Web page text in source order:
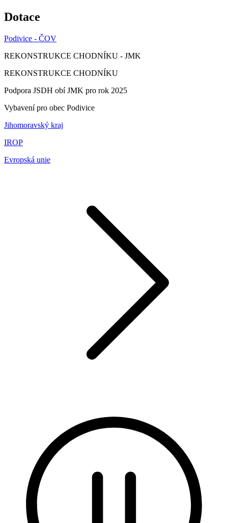
Dotace
Podivice - ČOV
REKONSTRUKCE CHODNÍKU - JMK
REKONSTRUKCE CHODNÍKU
Podpora JSDH obí JMK pro rok 2025
Vybavení pro obec Podivice
Jihomoravský kraj
IROP
Evropská unie